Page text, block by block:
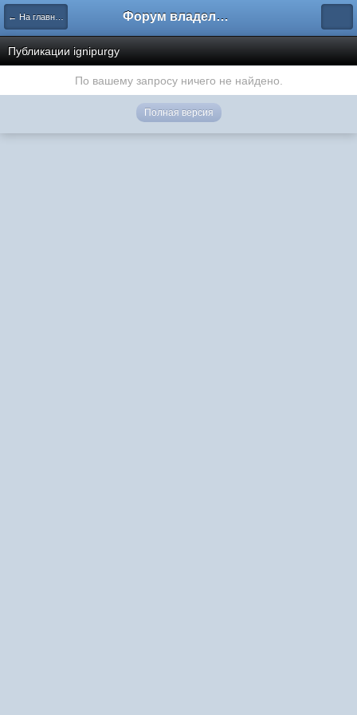
← На главную Форум владельцев интернет-магазинов
Публикации ignipurgy
По вашему запросу ничего не найдено.
Полная версия